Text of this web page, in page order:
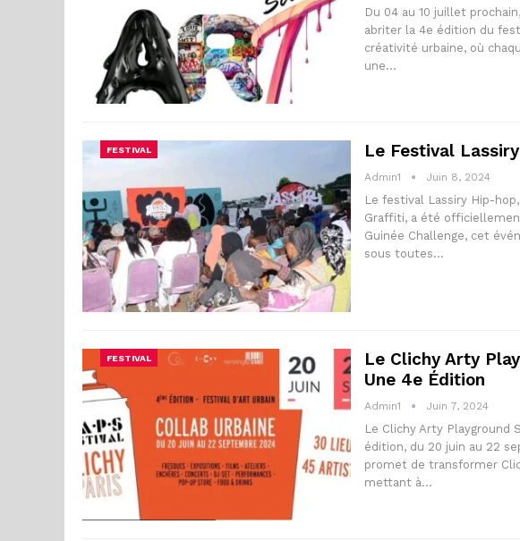
Du 04 au 10 juillet
abriter la 4e édition du
créativité urbaine, où
une…
FESTIVAL Le Festival
Admin1 Juin 8, 2024
Le festival Lassiry Hip-
Graffiti, a été
Guinée Challenge, cet
sous toutes…
FESTIVAL
Le Clichy Arty
Une 4e Édition
Admin1 Juin 7, 2024
Le Clichy Arty Playground
édition, du 20 juin au 22
promet de transformer
mettant à…